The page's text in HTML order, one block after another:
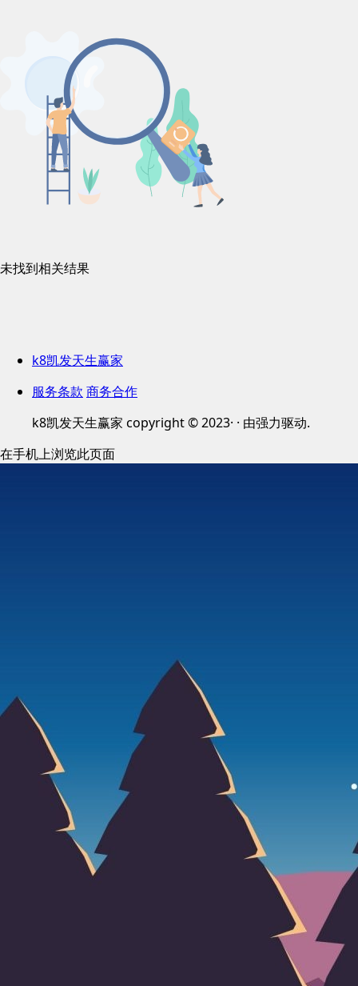
未找到相关结果
k8凯发天生赢家
服务条款 商务合作
k8凯发天生赢家 copyright © 2023· · 由强力驱动.
在手机上浏览此页面